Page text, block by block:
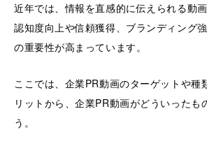
近年では、情報を直感的に伝えられる動
認知度向上や信頼獲得、ブランディング
の重要性が高まっています。
ここでは、企業PR動画のターゲットや種
リットから、企業PR動画がどういったも
う。